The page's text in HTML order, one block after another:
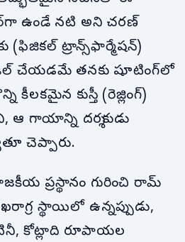
ఉండే నటి అని చరణ్
ట్రాన్స్‌ఫార్మేషన్)
చేయడమే తనకు షూటింగ్‌లో
కుస్తీ (రెజ్లింగ్)
గాయాన్ని దర్శకుడు
చెప్పారు.
ప్రస్థానం గురించి రామ్
స్థాయిలో ఉన్నప్పుడు,
కోట్లాది రూపాయల